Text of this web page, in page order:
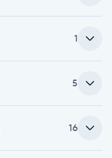
1
5
16